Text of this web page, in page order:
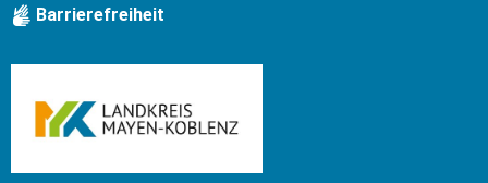
Barrierefreiheit